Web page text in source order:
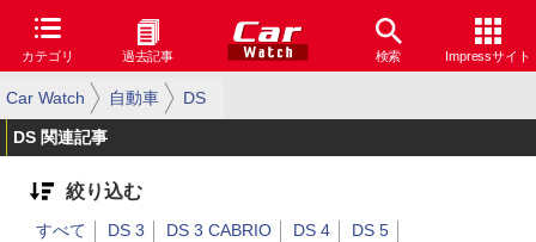
カテゴリ 過去記事 検索 Impressサイト
Car Watch 自動車 DS
DS 関連記事
絞り込む
すべて DS 3 DS 3 CABRIO DS 4 DS 5